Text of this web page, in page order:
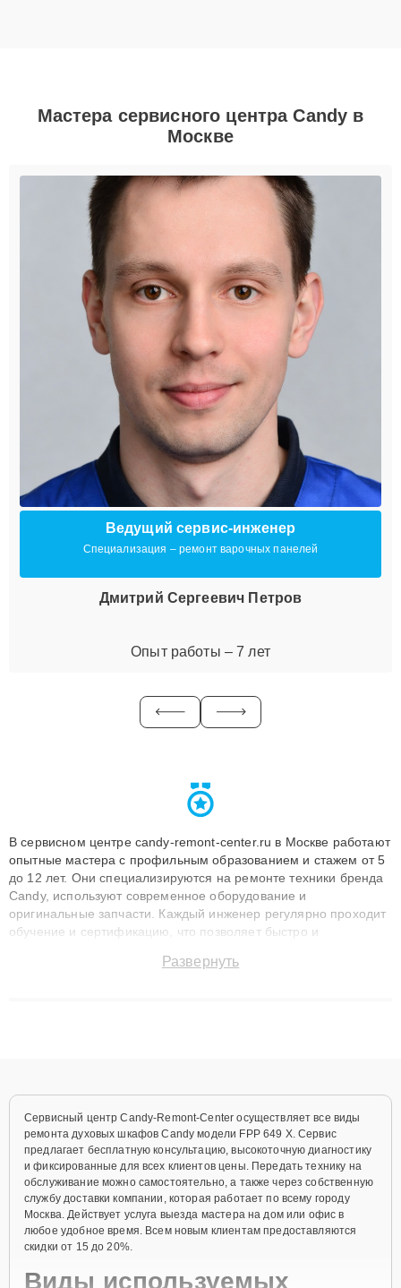
Мастера сервисного центра Candy в
Москве
Ведущий сервис-инженер
Специализация – ремонт варочных панелей
Дмитрий Сергеевич Петров
Опыт работы – 7 лет
В сервисном центре candy-remont-center.ru в Москве работают
опытные мастера с профильным образованием и стажем от 5
до 12 лет. Они специализируются на ремонте техники бренда
Candy, используют современное оборудование и
оригинальные запчасти. Каждый инженер регулярно проходит
обучение и сертификацию, что позволяет быстро и
сохранением гарантии до 3 лет. Наши мастера решают
Развернуть
Сервисный центр Candy-Remont-Center осуществляет все виды
ремонта духовых шкафов Candy модели FPP 649 X. Сервис
предлагает бесплатную консультацию, высокоточную диагностику
и фиксированные для всех клиентов цены. Передать технику на
обслуживание можно самостоятельно, а также через собственную
службу доставки компании, которая работает по всему городу
Москва. Действует услуга выезда мастера на дом или офис в
любое удобное время. Всем новым клиентам предоставляются
скидки от 15 до 20%.
Виды используемых